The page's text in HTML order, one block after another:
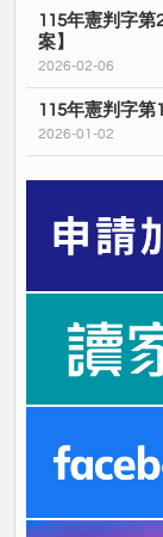
115年憲判字
案】
2026-02-06
115年憲判字第
2026-01-02